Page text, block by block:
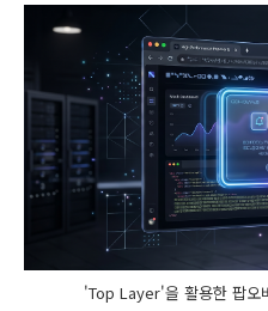
'Top Layer'을 활용한 팝오